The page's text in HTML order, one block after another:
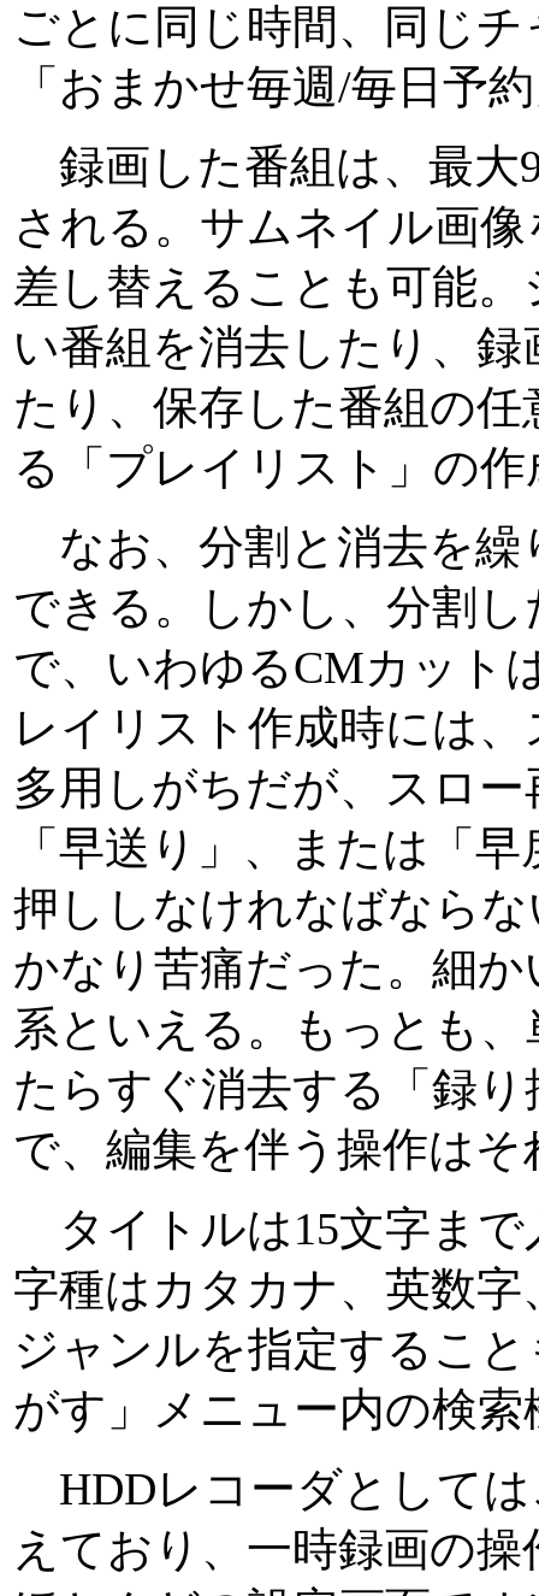
ごとに同じ時間、同じ
「おまかせ毎週/毎日予
録画した番組は、最大
される。サムネイル画
差し替えることも可能
い番組を消去したり、
たり、保存した番組の
る「プレイリスト」の
なお、分割と消去を繰
できる。しかし、分割
で、いわゆるCMカット
レイリスト作成時には
多用しがちだが、スロ
「早送り」、または「
押ししなけれなばなら
かなり苦痛だった。細
系といえる。もっとも
たらすぐ消去する「録
で、編集を伴う操作は
タイトルは15文字まで
字種はカタカナ、英数
ジャンルを指定するこ
がす」メニュー内の検
HDDレコーダとして
えており、一時録画の